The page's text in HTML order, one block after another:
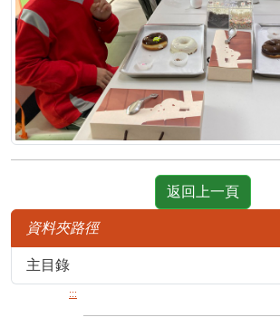
返回上一頁
資料夾路徑
主目錄
:::